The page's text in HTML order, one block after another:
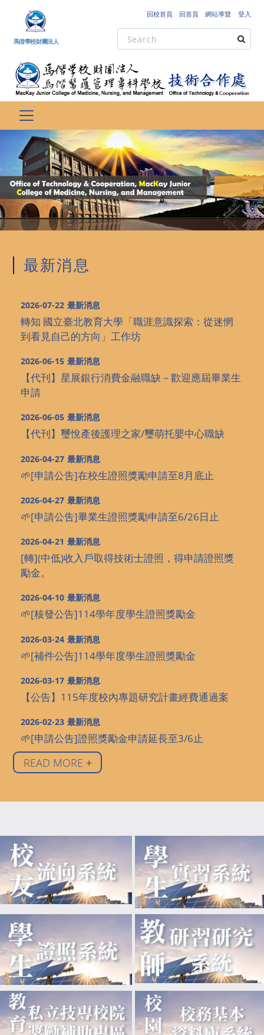
跳到主要內容
馬偕學校財團法人
回校首頁 回首頁 網站導覽 登入
最新消息
2026-07-22 最新消息
轉知 國立臺北教育大學「職涯意識探索：從迷惘
到看見自己的方向」工作坊
2026-06-15 最新消息
【代刊】星展銀行消費金融職缺－歡迎應屆畢業生
申請
2026-06-05 最新消息
【代刊】璽悅產後護理之家/璽萌托嬰中心職缺
2026-04-27 最新消息
🌱[申請公吿]在校生證照獎勵申請至8月底止
2026-04-27 最新消息
🌱[申請公吿]畢業生證照獎勵申請至6/26日止
2026-04-21 最新消息
[轉](中低)收入戶取得技術士證照，得申請證照獎
勵金。
2026-04-10 最新消息
🌱[核發公告]114學年度學生證照獎勵金
2026-03-24 最新消息
🌱[補件公告]114學年度學生證照獎勵金
2026-03-17 最新消息
【公告】115年度校內專題研究計畫經費通過案
2026-02-23 最新消息
🌱[申請公吿]證照獎勵金申請延長至3/6止
READ MORE +